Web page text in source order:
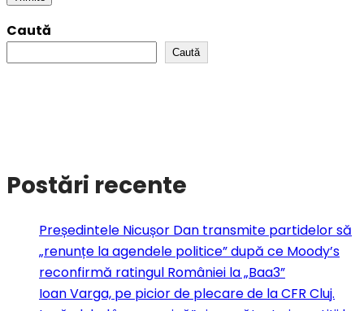
Caută
Caută
Postări recente
Președintele Nicușor Dan transmite partidelor să
„renunțe la agendele politice” după ce Moody’s
reconfirmă ratingul României la „Baa3”
Ioan Varga, pe picior de plecare de la CFR Cluj.